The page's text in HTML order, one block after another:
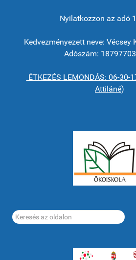
Nyilatkozzon az adó
Kedvezményezett neve: Vécsey
Adószám:
ÉTKEZÉS LEMONDÁS: 06-30-
Attiláné)
Keresés...